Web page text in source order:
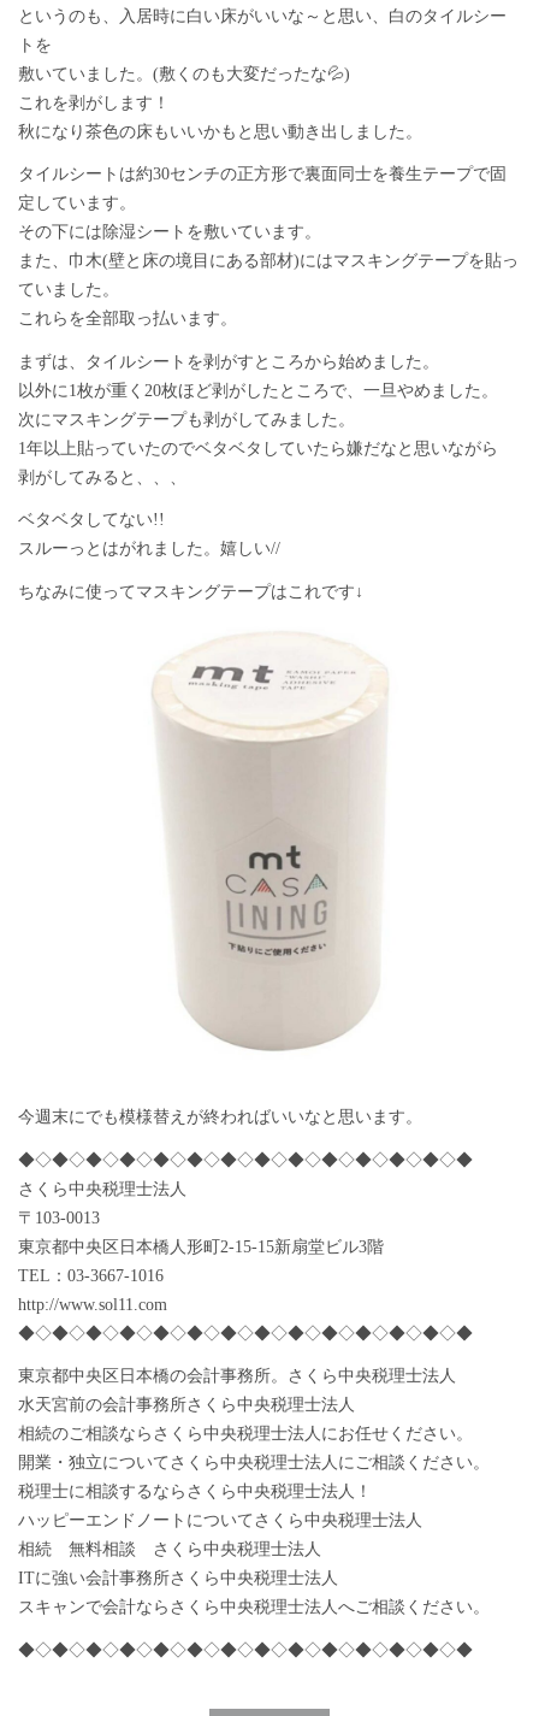
というのも、入居時に白い床がいいな～と思い、白のタイルシー
トを
敷いていました。(敷くのも大変だったな💦)
これを剥がします！
秋になり茶色の床もいいかもと思い動き出しました。
タイルシートは約30センチの正方形で裏面同士を養生テープで固
定しています。
その下には除湿シートを敷いています。
また、巾木(壁と床の境目にある部材)にはマスキングテープを貼っ
ていました。
これらを全部取っ払います。
まずは、タイルシートを剥がすところから始めました。
以外に1枚が重く20枚ほど剥がしたところで、一旦やめました。
次にマスキングテープも剥がしてみました。
1年以上貼っていたのでベタベタしていたら嫌だなと思いながら
剥がしてみると、、、
ベタベタしてない!!
スルーっとはがれました。嬉しい//
ちなみに使ってマスキングテープはこれです↓
今週末にでも模様替えが終わればいいなと思います。
◆◇◆◇◆◇◆◇◆◇◆◇◆◇◆◇◆◇◆◇◆◇◆◇◆◇◆
さくら中央税理士法人
〒103-0013
東京都中央区日本橋人形町2-15-15新扇堂ビル3階
TEL：03-3667-1016
http://www.sol11.com
◆◇◆◇◆◇◆◇◆◇◆◇◆◇◆◇◆◇◆◇◆◇◆◇◆◇◆
東京都中央区日本橋の会計事務所。さくら中央税理士法人
水天宮前の会計事務所さくら中央税理士法人
相続のご相談ならさくら中央税理士法人にお任せください。
開業・独立についてさくら中央税理士法人にご相談ください。
税理士に相談するならさくら中央税理士法人！
ハッピーエンドノートについてさくら中央税理士法人
相続 無料相談 さくら中央税理士法人
ITに強い会計事務所さくら中央税理士法人
スキャンで会計ならさくら中央税理士法人へご相談ください。
◆◇◆◇◆◇◆◇◆◇◆◇◆◇◆◇◆◇◆◇◆◇◆◇◆◇◆